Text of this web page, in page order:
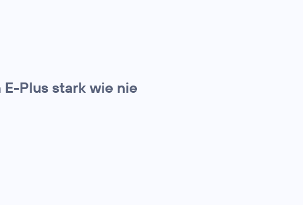
Plus stark wie nie